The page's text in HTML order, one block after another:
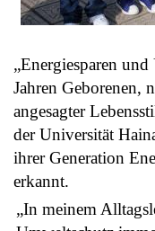
„Energiesparen
Jahren Geborenen,
angesagter
der Universität
ihrer Generation
erkannt.
„In meinem